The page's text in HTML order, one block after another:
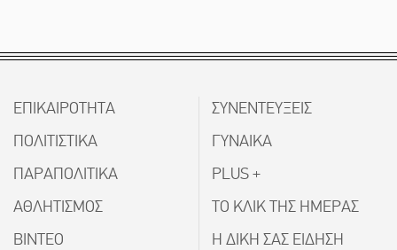
ΕΠΙΚΑΙΡΟΤΗΤΑ
ΠΟΛΙΤΙΣΤΙΚΑ
ΠΑΡΑΠΟΛΙΤΙΚΑ
ΑΘΛΗΤΙΣΜΟΣ
ΒΙΝΤΕΟ
ΣΥΝΕΝΤΕΥΞΕΙΣ
ΓΥΝΑΙΚΑ
PLUS +
ΤΟ ΚΛΙΚ ΤΗΣ ΗΜΕΡΑΣ
Η ΔΙΚΗ ΣΑΣ ΕΙΔΗΣΗ